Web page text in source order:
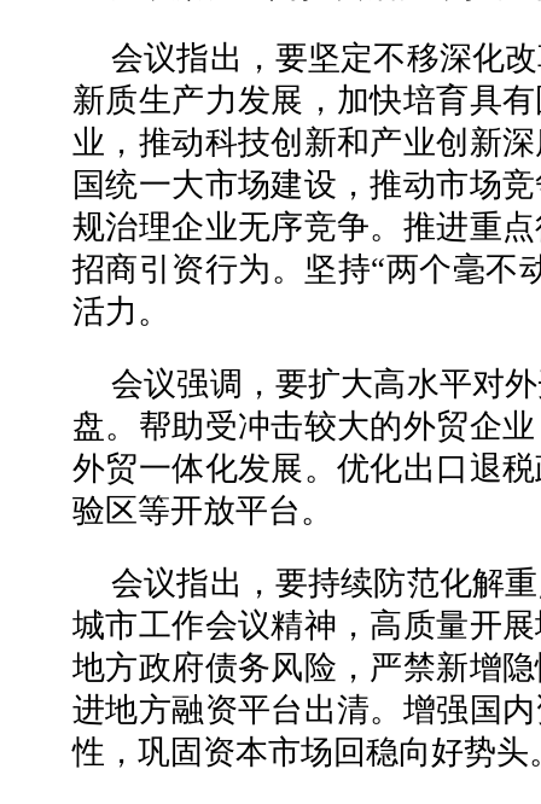
会议指出，要坚定不移深化
新质生产力发展，加快培育具
业，推动科技创新和产业创新
国统一大市场建设，推动市场
规治理企业无序竞争。推进重
招商引资行为。坚持“两个毫不
活力。
会议强调，要扩大高水平对
盘。帮助受冲击较大的外贸企
外贸一体化发展。优化出口退
验区等开放平台。
会议指出，要持续防范化解
城市工作会议精神，高质量开
地方政府债务风险，严禁新增
进地方融资平台出清。增强国
性，巩固资本市场回稳向好势头